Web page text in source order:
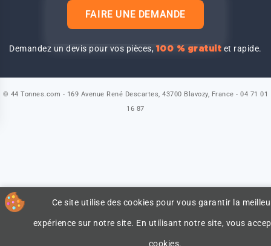
FAIRE UNE DEMANDE
Demandez un devis pour vos pièces,100 % gratuit et rapide.
Ce site utilise des cookies pour vous garantir la
expérience sur notre site. En utilisant notre site, vous
cookies.
© 44 Tonnes.com - 169 Avenue René Descartes, 43700 Blavozy, France - 04 71 01
16 87